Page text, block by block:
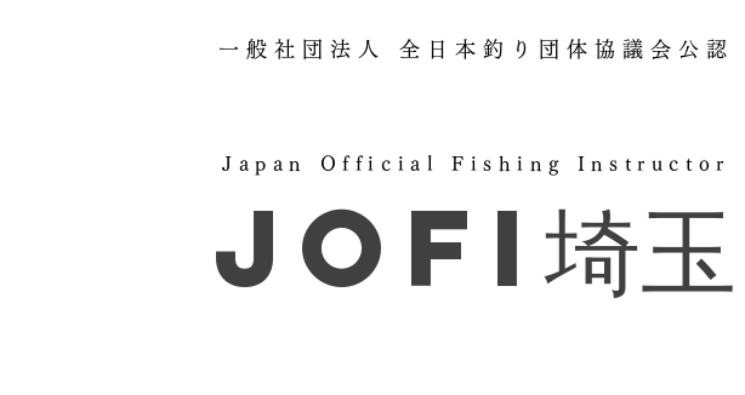
一般社団法人 全日本釣り団体協議会公認
Japan Official Fishing Instructor
JOFI埼玉